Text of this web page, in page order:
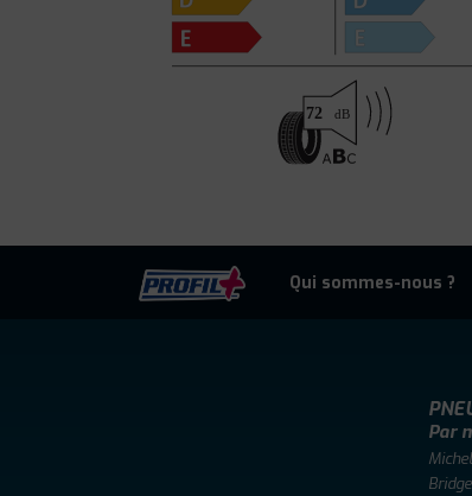
Qui sommes-nous ?
Par